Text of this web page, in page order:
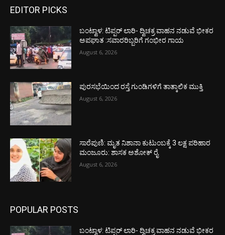
EDITOR PICKS
ಬಂಟ್ವಾಳ: ಟಿಪ್ಪರ್ ಲಾರಿ- ದ್ವಿಚಕ್ರ ವಾಹನ ನಡುವೆ ಭೀಕರ
ಅಪಘಾತ :ಸವಾರರಿಬ್ಬರಿಗೆ ಗಂಭೀರ ಗಾಯ
August 6, 2026
ಪುರಸಭೆಯಿಂದ ರಸ್ತೆ ಗುಂಡಿಗಳಿಗೆ ತಾತ್ಕಾಲಿಕ ಮುಕ್ತಿ
August 6, 2026
ಸಾರೆಪುಣಿ: ಮೃತ ನಿಶಾನಾ ಕುಟುಂಬಕ್ಕೆ 3 ಲಕ್ಷ ಪರಿಹಾರ
ಮಂಜೂರು: ಶಾಸಕ ಅಶೋಕ್ ರೈ
August 6, 2026
POPULAR POSTS
ಬಂಟ್ವಾಳ: ಟಿಪ್ಪರ್ ಲಾರಿ- ದ್ವಿಚಕ್ರ ವಾಹನ ನಡುವೆ ಭೀಕರ